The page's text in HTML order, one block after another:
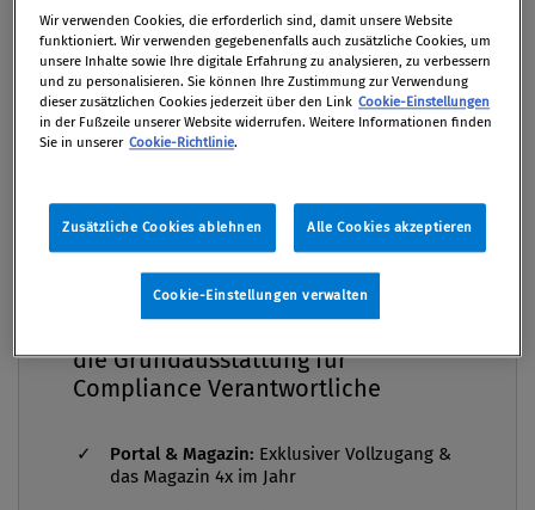
VonMag. Sandra Kerschhofer,Mag. Martin Eckel
LL.M.
27. August 2024 / Erschienen in Compliance Praxis
Nachdem bereits eine Geldbuße in Höhe von 7 Mio
EUR wegen Nichtumsetzung der Whistleblower-
hat Polen letztendlich am 14. Juni 2024 ein Gesetz
verabschiedet. Polen ist nun der letzte EU-Staat, der
Update zur Rechtslage in Polen Die neunte (!)
Compliance Praxis Premium
die Grundausstattung für
Compliance Verantwortliche
Portal & Magazin: Exklusiver Vollzugang &
das Magazin 4x im Jahr
Wir verwenden Cookies, die erforderlich sind, damit unsere Website
funktioniert. Wir verwenden gegebenenfalls auch zusätzliche Cookies, um
unsere Inhalte sowie Ihre digitale Erfahrung zu analysieren, zu verbessern
und zu personalisieren. Sie können Ihre Zustimmung zur Verwendung
dieser zusätzlichen Cookies jederzeit über den Link Cookie-Einstellungen
in der Fußzeile unserer Website widerrufen. Weitere Informationen finden
Sie in unserer Cookie-Richtlinie.
Zusätzliche Cookies ablehnen Alle Cookies akzeptieren
Cookie-Einstellungen verwalten